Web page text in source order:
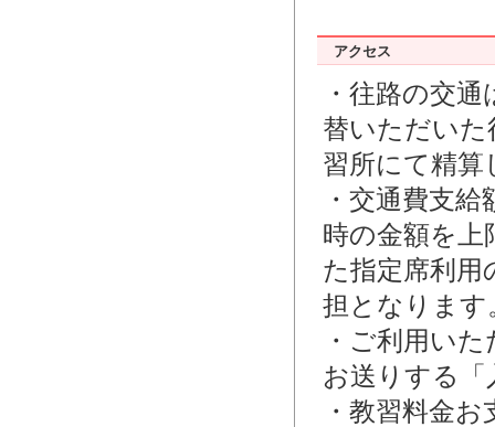
アクセス
・往路の交
替いただいた
習所にて精算
・交通費支
時の金額を上
た指定席利用
担となります
・ご利用い
お送りする
・教習料金